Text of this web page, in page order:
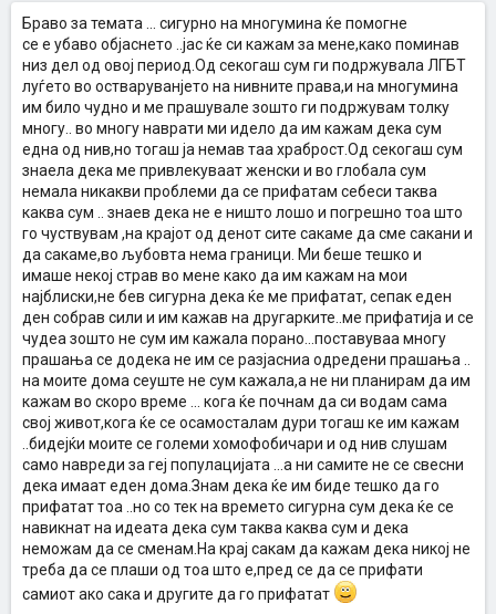
Браво за темата ... сигурно на многумина ќе помогне
се е убаво објаснето ..јас ќе си кажам за мене,како поминав
низ дел од овој период.Од секогаш сум ги подржувала ЛГБТ
луѓето во остваруванјето на нивните права,и на многумина
им било чудно и ме прашувале зошто ги пoдржувам толку
многу.. во многу наврати ми идело да им кажaм дека сум
една од нив,но тогаш ја немав таа храброст.Од секогаш сум
знаела дека ме привлекуваат женски и во глобала сум
немала никакви проблеми да се прифатам себеси таква
каква сум .. знаев дека не е ништо лошо и погрешно тоа што
го чуствувам ,на крајот од денот сите сакаме да сме сакани и
да сакаме,во љубовта нема граници. Ми беше тешко и
имаше некој страв во мене како да им кажам на мои
најблиски,не бев сигурна дека ќе ме прифатат, сепак еден
ден собрав сили и им кажав на другарките..ме прифатија и се
чудеа зошто не сум им кажала порано...поставуваа многу
прашања се додека не им се разјасниа одредени прашања ..
на моите дома сеуште не сум кажала,а не ни планирам да им
кажам во скоро време ... кога ќе почнам да си водам сама
свој живот,кога ќе се осамосталам дури тогаш ке им кажам
..бидејќи моите се големи хомофобичари и од нив слушам
само навреди за геј популацијата ...а ни самите не се свесни
дека имаат еден дома.Знам дека ќе им биде тешко да го
прифатат тоа ..но со тек на времето сигурна сум дека ќе се
навикнат на идеата дека сум таква каква сум и дека
неможам да се сменам.На крај сакам да кажам дека никој не
треба да се плаши од тоа што е,пред се да се прифати
самиот ако сака и другите да го прифатат